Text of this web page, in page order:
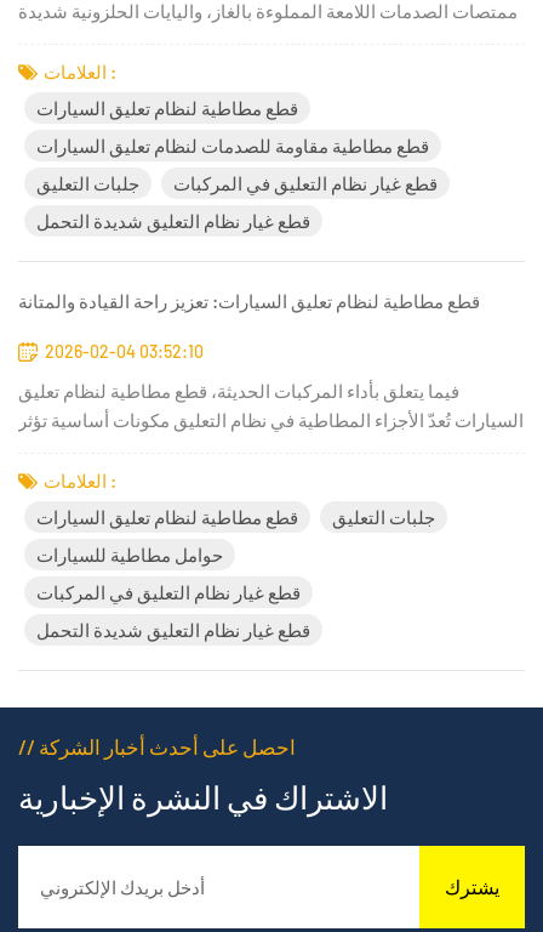
ممتصات الصدمات اللامعة المملوءة بالغاز، واليايات الحلزونية شديدة
لقيادة سلسة وهادئة ومتحكم بها هم... مكونات مطاطية سوداء مخفية
العلامات :
قطع مطاطية لنظام تعليق السيارات
قطع مطاطية مقاومة للصدمات لنظام تعليق السيارات
جلبات التعليق
قطع غيار نظام التعليق في المركبات
قطع غيار نظام التعليق شديدة التحمل
قطع مطاطية لنظام تعليق السيارات: تعزيز راحة القيادة والمتانة
2026-02-04 03:52:10
فيما يتعلق بأداء المركبات الحديثة، قطع مطاطية لنظام تعليق
السيارات تُعدّ الأجزاء المطاطية في نظام التعليق مكونات أساسية تؤثر
على المدى الطويل. فهي تساعد على امتصاص صدمات الطريق،
العلامات :
قطع مطاطية لنظام تعليق السيارات
جلبات التعليق
حوامل مطاطية للسيارات
قطع غيار نظام التعليق في المركبات
قطع غيار نظام التعليق شديدة التحمل
// احصل على أحدث أخبار الشركة
الاشتراك في النشرة الإخبارية
يشترك